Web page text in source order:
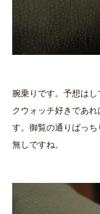
腕乗りです。予想は
クウォッチ好きであ
す。御覧の通りばっ
無しですね。